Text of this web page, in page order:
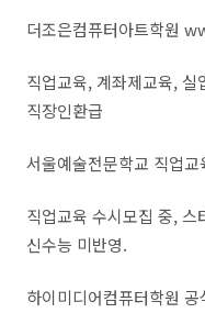
더조은컴퓨터아트학원
직업교육, 계좌제교육,
직장인환급
서울예술전문학교 직업
직업교육 수시모집 중,
신수능 미반영.
하이미디어컴퓨터학원